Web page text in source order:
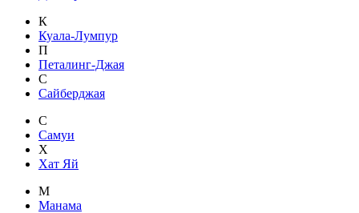
К
Куала-Лумпур
П
Петалинг-Джая
С
Сайберджая
С
Самуи
Х
Хат Яй
М
Манама